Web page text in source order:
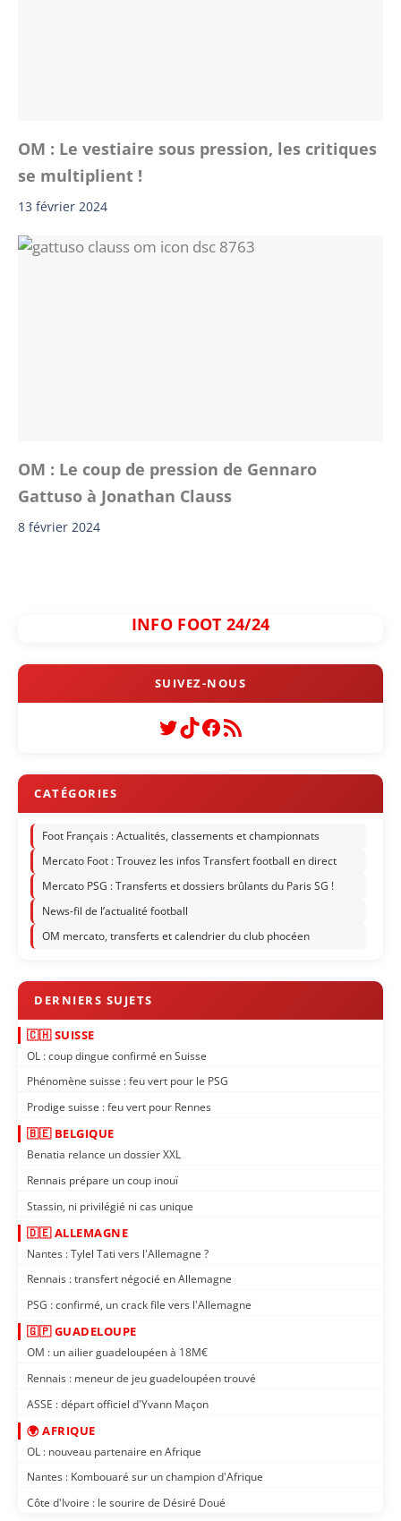
OM : Le vestiaire sous pression, les critiques
se multiplient !
13 février 2024
OM : Le coup de pression de Gennaro
Gattuso à Jonathan Clauss
8 février 2024
INFO FOOT 24/24
Twitter
TikTok
Facebook
Flux RSS
Foot Français : Actualités, classements et championnats
Mercato Foot : Trouvez les infos Transfert football en direct
Mercato PSG : Transferts et dossiers brûlants du Paris SG !
News-fil de l’actualité football
OM mercato, transferts et calendrier du club phocéen
🇨🇭 SUISSE
OL : coup dingue confirmé en Suisse
Phénomène suisse : feu vert pour le PSG
Prodige suisse : feu vert pour Rennes
🇧🇪 BELGIQUE
Benatia relance un dossier XXL
Rennais prépare un coup inouï
Stassin, ni privilégié ni cas unique
🇩🇪 ALLEMAGNE
Nantes : Tylel Tati vers l'Allemagne ?
Rennais : transfert négocié en Allemagne
PSG : confirmé, un crack file vers l'Allemagne
🇬🇵 GUADELOUPE
OM : un ailier guadeloupéen à 18M€
Rennais : meneur de jeu guadeloupéen trouvé
ASSE : départ officiel d'Yvann Maçon
🌍 AFRIQUE
OL : nouveau partenaire en Afrique
Nantes : Kombouaré sur un champion d'Afrique
Côte d'Ivoire : le sourire de Désiré Doué